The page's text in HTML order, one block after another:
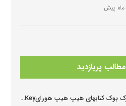
مطالب پربازدید
دانلودجواب ورک بوک کتابهای هیپ هیپ هورایHip Hip Hooray Workbook Key